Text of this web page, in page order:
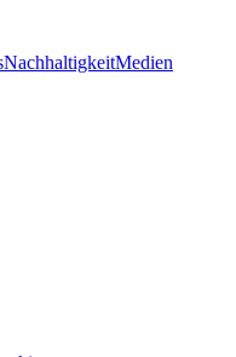
NachhaltigkeitMedien